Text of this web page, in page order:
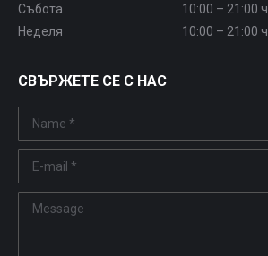
Събота
10:00 – 21:00 ч.
Неделя
10:00 – 21:00 ч.
СВЪРЖЕТЕ СЕ С НАС
Name *
E-mail *
Message